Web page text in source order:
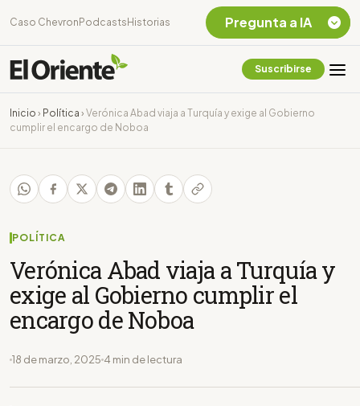
Caso Chevron Podcasts Historias
Suscribirse
Inicio › Política › Verónica Abad viaja a Turquía y exige al Gobierno
cumplir el encargo de Noboa
POLÍTICA
Verónica Abad viaja a Turquía y
exige al Gobierno cumplir el
encargo de Noboa
18 de marzo, 2025 4 min de lectura
Pregunta a IA
Chevron Ecuador